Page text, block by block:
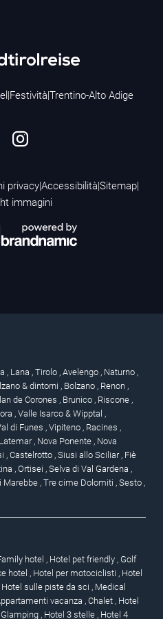
|Festività|Trentino-Alto Adige
privacy|Accessibilità|Sitemap|
immagini
, Lana , Tirolo , Avelengo , Naturno ,
& dintorni , Bolzano , Renon ,
de Corones , Brunico , Riscone ,
, Valle Isarco & Wipptal ,
di Funes , Vipiteno , Racines ,
, Nova Ponente , Nova
, Castelrotto , Siusi allo Sciliar , Fiè
, Ortisei , Selva di Val Gardena ,
Marebbe , Tre cime Dolomiti , Sesto ,
hotel , Hotel pet friendly , Golf
hotel , Hotel per motociclisti , Hotel
Hotel sulle piste da sci , Medical
vacanza , Chalet , Hotel
Glamping , Hotel 3 stelle , Hotel 4